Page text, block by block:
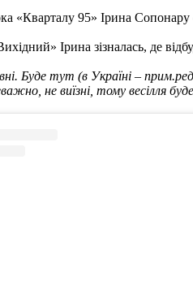
«Кварталу 95» Ірина Сопонару
Ірина зізналась, де
Буде тут (в Україні –
не виїзні, тому весілля